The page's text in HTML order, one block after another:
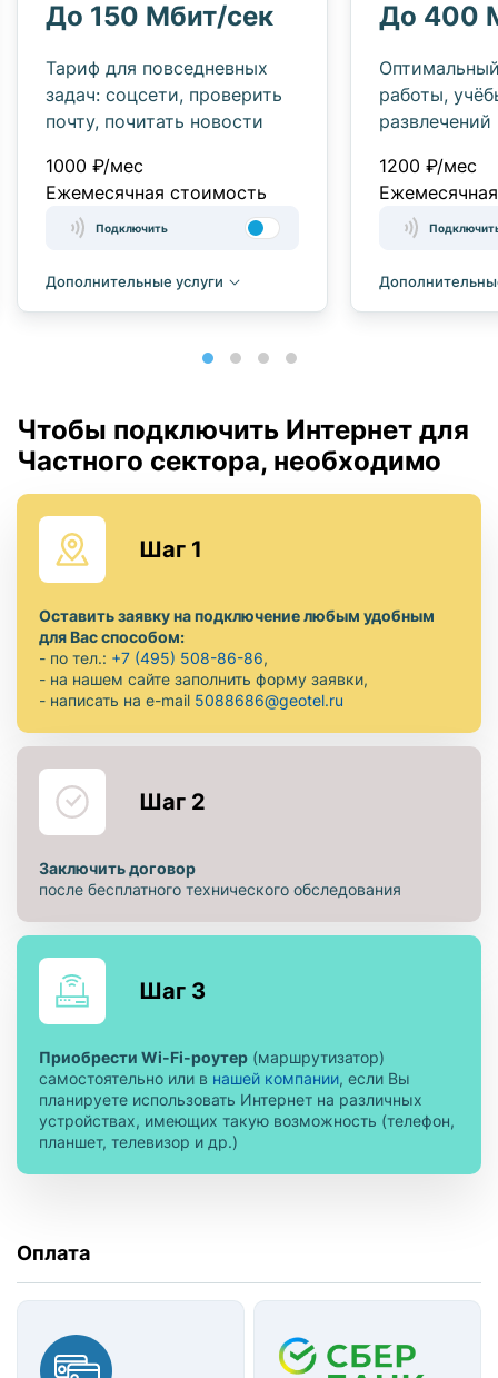
До 150 Мбит/сек
Тариф для повседневных
задач: соцсети, проверить
почту, почитать новости
1000 ₽/мес
Ежемесячная стоимость
Подключить
Дополнительные услуги
До 400
работы,
развлечений
1200 ₽/мес
Чтобы подключить Интернет для
Частного сектора, необходимо
Шаг 1
Оставить заявку на подключение любым удобным
для Вас способом:
- по тел.: +7 (495) 508-86-86,
- на нашем сайте заполнить форму заявки,
- написать на e-mail 5088686@geotel.ru
Шаг 2
Заключить договор
после бесплатного технического обследования
Шаг 3
Приобрести Wi-Fi-роутер (маршрутизатор)
самостоятельно или в нашей компании, если Вы
планируете использовать Интернет на различных
устройствах, имеющих такую возможность (телефон,
планшет, телевизор и др.)
Оплата